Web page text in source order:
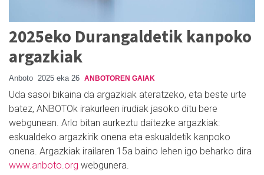
2025eko Durangaldetik kanpoko
argazkiak
Anboto 2025 eka 26 ANBOTOREN GAIAK
Uda sasoi bikaina da argazkiak ateratzeko, eta beste urte
batez, ANBOTOk irakurleen irudiak jasoko ditu bere
webgunean. Arlo bitan aurkeztu daitezke argazkiak:
eskualdeko argazkirik onena eta eskualdetik kanpoko
onena. Argazkiak irailaren 15a baino lehen igo beharko dira
www.anboto.org webgunera.